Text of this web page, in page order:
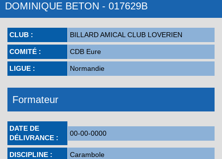
DOMINIQUE BETON - 017629B
CLUB : BILLARD AMICAL CLUB LOVERIEN
COMITÉ : CDB Eure
LIGUE : Normandie
Formateur
DATE DE
DÉLIVRANCE :
00-00-0000
DISCIPLINE : Carambole